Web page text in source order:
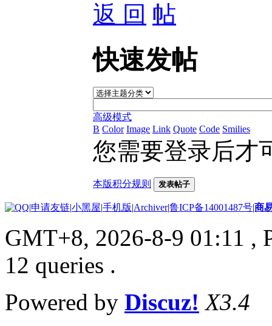
返 回
快速发帖
高级模式
B Color Image Link Quote Code Smilies
您需要登录后才
本版积分规则 发表帖子
|申请友链|小黑屋|手机版|Archiver|鲁ICP备14001487号|商
GMT+8, 2026-8-9 01:11 ,
12 queries .
Powered by Discuz! X3.4